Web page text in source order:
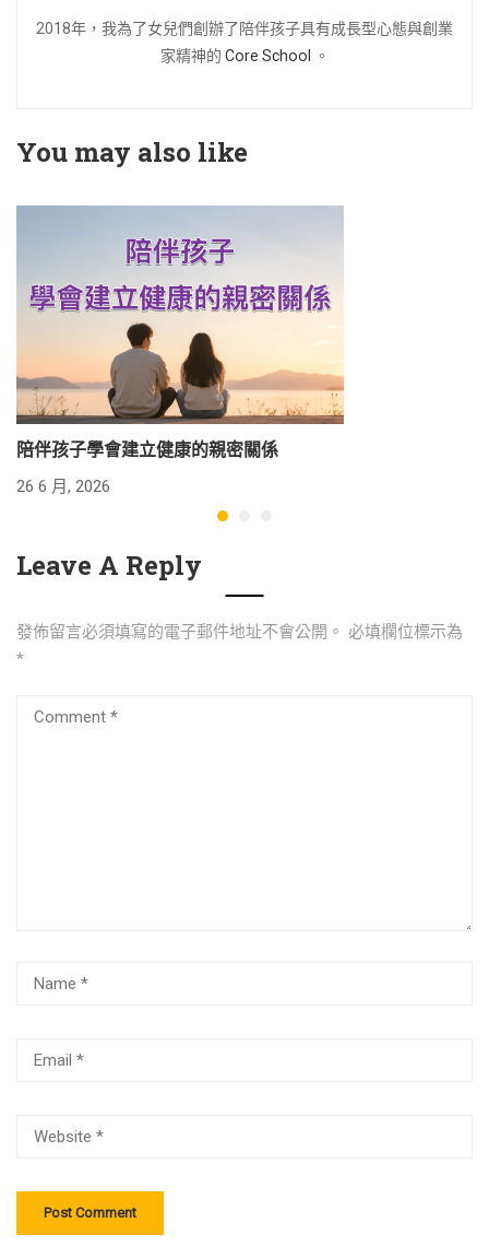
2018年，我為了女兒們創辦了陪伴孩子具有成長型心態與創業
家精神的 Core School 。
You may also like
陪伴孩子學會建立健康的親密關係
26 6 月, 2026
Leave A Reply
發佈留言必須填寫的電子郵件地址不會公開。 必填欄位標示為
*